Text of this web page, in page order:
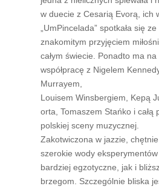
w duecie z Cesarią Evorą, ich
„UmPincelada” spotkała się ze
znakomitym przyjęciem
całym świecie. Ponadto ma
współpracę z Nigelem
Murrayem,
Louisem Winsbergiem, Kepą
orta, Tomaszem Stańko i całą
polskiej sceny muzycznej.
Zakotwiczona w jazzie, chętnie
szerokie wody
bardziej egzotyczne, jak i
brzegom. Szczególnie bliska